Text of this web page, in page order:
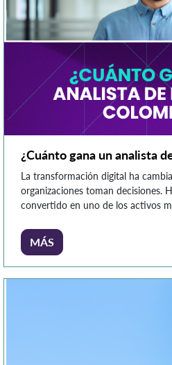
¿Cuánto gana un analista
La transformación digital ha
organizaciones toman decisiones.
convertido en uno de los activos
analizarlos, interpretarlos y
estratégica. En este contexto, el
MÁS